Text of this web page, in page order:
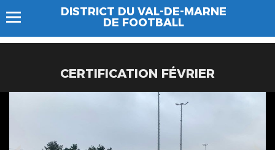
DISTRICT DU VAL-DE-MARNE
DE FOOTBALL
CERTIFICATION FÉVRIER